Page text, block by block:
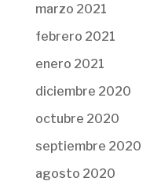
marzo 2021
febrero 2021
enero 2021
diciembre 2020
octubre 2020
septiembre 2020
agosto 2020